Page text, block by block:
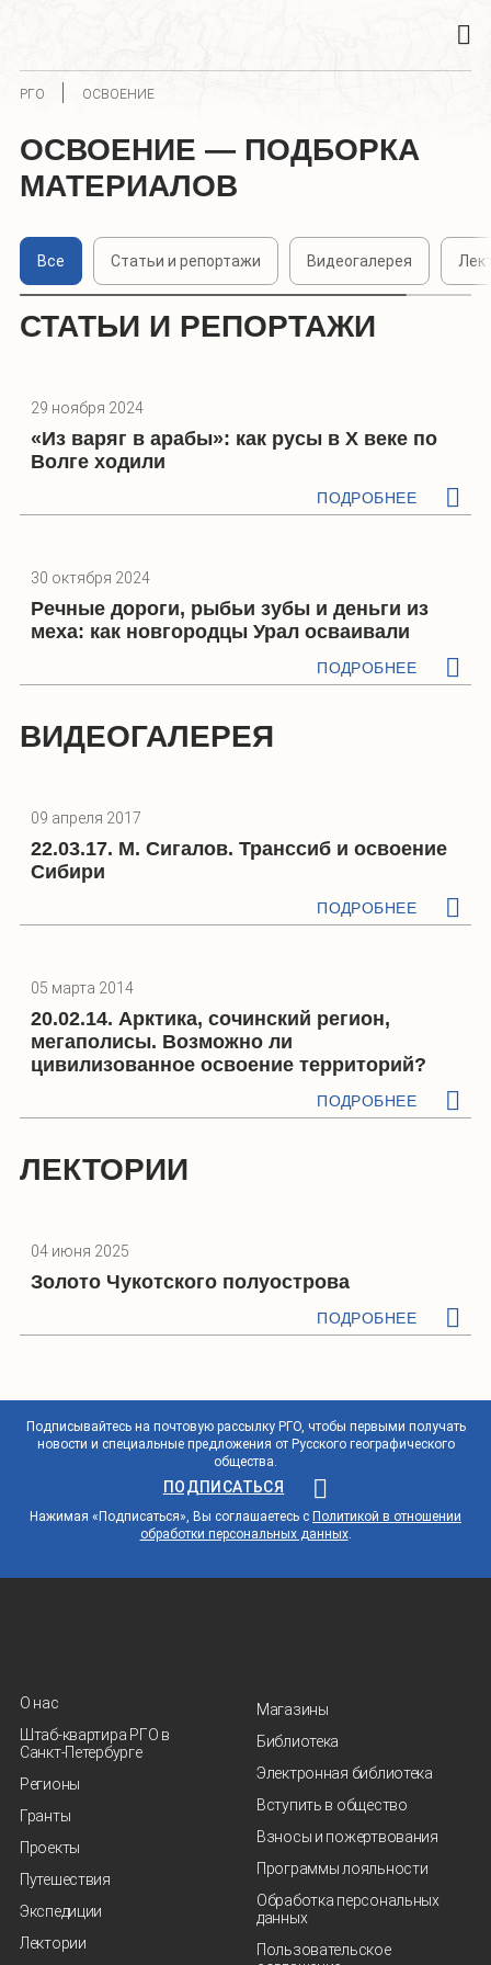
РГО ОСВОЕНИЕ
ОСВОЕНИЕ — ПОДБОРКА
МАТЕРИАЛОВ
Все Статьи и репортажи Видеогалерея
СТАТЬИ И РЕПОРТАЖИ
29 ноября 2024
«Из варяг в арабы»: как русы в X веке по
Волге ходили
ПОДРОБНЕЕ
30 октября 2024
Речные дороги, рыбьи зубы и деньги из
меха: как новгородцы Урал осваивали
ПОДРОБНЕЕ
ВИДЕОГАЛЕРЕЯ
09 апреля 2017
22.03.17. М. Сигалов. Транссиб и освоение
Сибири
ПОДРОБНЕЕ
05 марта 2014
20.02.14. Арктика, сочинский регион,
мегаполисы. Возможно ли
цивилизованное освоение территорий?
ПОДРОБНЕЕ
ЛЕКТОРИИ
04 июня 2025
Золото Чукотского полуострова
ПОДРОБНЕЕ
Подписывайтесь на почтовую рассылку РГО, чтобы первыми получать
новости и специальные предложения от Русского географического
общества.
ПОДПИСАТЬСЯ
Нажимая «Подписаться», Вы соглашаетесь с Политикой в отношении
обработки персональных данных.
О нас
Штаб-квартира РГО в
Санкт‑Петербурге
Регионы
Гранты
Проекты
Путешествия
Экспедиции
Лектории
Магазины
Библиотека
Электронная библиотека
Вступить в общество
Взносы и пожертвования
Программы лояльности
Обработка персональных
данных
Пользовательское